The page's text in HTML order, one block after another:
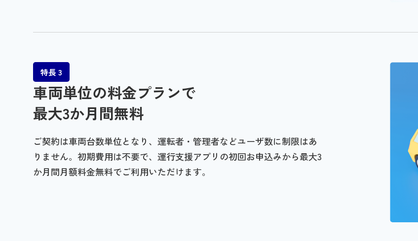
特長 3
車両単位の料金プランで
最大3か月間無料
ご契約は車両台数単位となり、運転者・管理者などユーザ数に制限はあ
りません。初期費用は不要で、運行支援アプリの初回お申込みから最大3
か月間月額料金無料でご利用いただけます。